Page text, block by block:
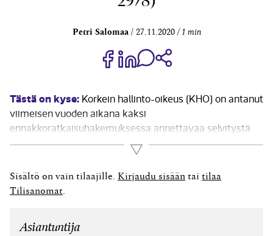
Petri Salomaa 27.11.2020 1 min
Jaa Share on Facebook
Jaa Share on LinkedIn
Jaa WhatsApp-viestinä
Tästä on kyse: Korkein hallinto-oikeus (KHO) on antanut
viimeisen vuoden aikana kaksi
ennakkoratkaisuhakemuksessa annettavaa selvitystä
koskevaa ratkaisua, jotka korostavat kattavan ja oikean
selvityksen antamisen tärkeyttä. Vuosikirjaratkaisussa
KHO:2019:133 (29.10.2019) kyseessä ollut yhtiö A Oy oli
hakenut Verohallinnolta ennakkoratkaisua ja saatuaan
Lue lisää
Sisältö on vain tilaajille. Kirjaudu sisään tai tilaa
Tilisanomat
Asiantuntija